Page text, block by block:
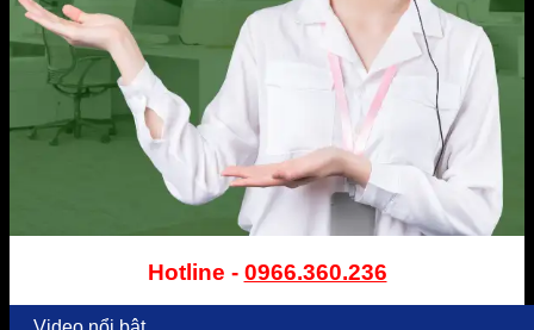
Hotline - 0966.360.236